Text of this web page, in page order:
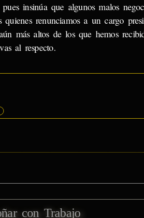
insinúa que algunos malos
renunciamos a un cargo
más altos de los que hemos
al respecto.
con Trabajo